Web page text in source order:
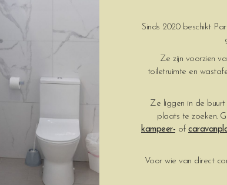
Sinds 2020 beschikt
Ze zijn voorzien
toiletruimte en
Ze liggen in de buurt
plaats te zoeken.
kampeer- of
Voor wie van direct